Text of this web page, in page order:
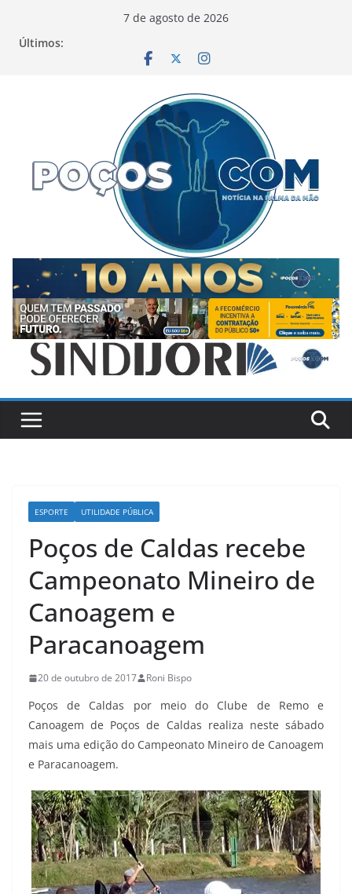
7 de agosto de 2026
Últimos:
ESPORTE UTILIDADE PÚBLICA
Poços de Caldas recebe
Campeonato Mineiro de
Canoagem e
Paracanoagem
20 de outubro de 2017 Roni Bispo
Poços de Caldas por meio do Clube de Remo e
Canoagem de Poços de Caldas realiza neste sábado
mais uma edição do Campeonato Mineiro de Canoagem
e Paracanoagem.